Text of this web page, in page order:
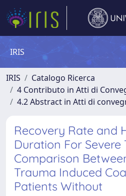
IRIS
IRIS
Catalogo Ricerca
4 Contributo in Atti di
4.2 Abstract in Atti di
Recovery Rate and
Duration For Severe
Comparison
Trauma Induced
Patients Without